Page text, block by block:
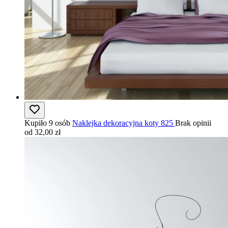
Kupiło 9 osób Naklejka dekoracyjna koty 825 Brak opinii
od 32,00 zł